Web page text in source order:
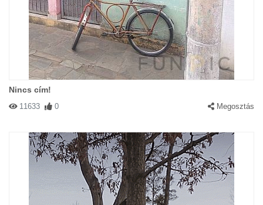
Nincs cím!
11633 0 Megosztás